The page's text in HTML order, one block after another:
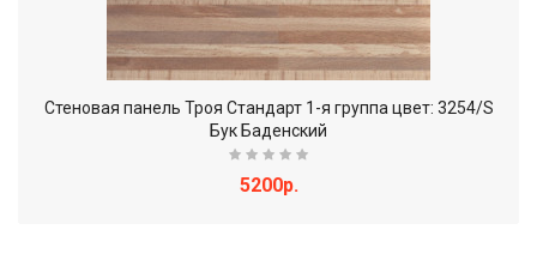
Стеновая панель Троя Стандарт 1-я группа цвет: 3254/S
Бук Баденский
5200р.